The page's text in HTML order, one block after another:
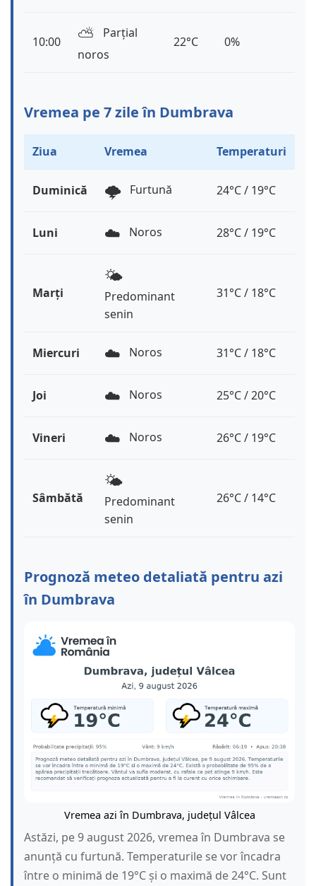
10:00 ⛅️
Parțial
noros
22°C 0%
Vremea pe 7 zile în Dumbrava
Ziua Vremea Temperaturi
Duminică 🌩️ Furtună 24°C / 19°C
Luni ☁️ Noros 28°C / 19°C
Marți
🌤️
Predominant
senin
31°C / 18°C
Miercuri ☁️ Noros 31°C / 18°C
Joi ☁️ Noros 25°C / 20°C
Vineri ☁️ Noros 26°C / 19°C
Sâmbătă
🌤️
Predominant
senin
26°C / 14°C
Prognoză meteo detaliată pentru azi
în Dumbrava
Vremea azi în Dumbrava, județul Vâlcea
Astăzi, pe 9 august 2026, vremea în Dumbrava se
anunță cu furtună. Temperaturile se vor încadra
între o minimă de 19°C și o maximă de 24°C. Sunt